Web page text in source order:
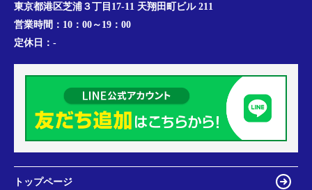
東京都港区芝浦３丁目17-11 天翔田町ビル 211
営業時間： 10：00～19：00
定休日： -
トップページ